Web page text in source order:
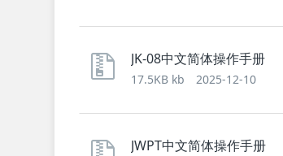
JK-08中文简体操作手册
17.5KB kb 2025-12-10
JWPT中文简体操作手册